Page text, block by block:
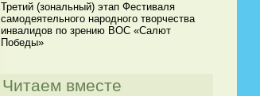
Третий (зональный) этап Фестиваля
самодеятельного народного творчества
инвалидов по зрению ВОС «Салют
Победы»
Читаем вместе